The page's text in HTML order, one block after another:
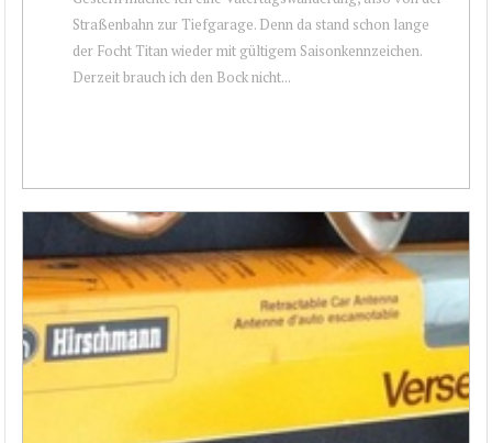
Straßenbahn zur Tiefgarage. Denn da stand schon lange
der Focht Titan wieder mit gültigem Saisonkennzeichen.
Derzeit brauch ich den Bock nicht...